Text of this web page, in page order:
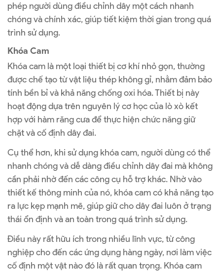
phép người dùng điều chỉnh dây một cách nhanh
chóng và chính xác, giúp tiết kiệm thời gian trong quá
trình sử dụng.
Khóa Cam
Khóa cam là một loại thiết bị cơ khí nhỏ gọn, thường
được chế tạo từ vật liệu thép không gỉ, nhằm đảm bảo
tính bền bỉ và khả năng chống oxi hóa. Thiết bị này
hoạt động dựa trên nguyên lý cơ học của lò xò kết
hợp với hàm răng cưa để thực hiện chức năng giữ
chặt và cố định dây đai.
Cụ thể hơn, khi sử dụng khóa cam, người dùng có thể
nhanh chóng và dễ dàng điều chỉnh dây đai mà không
cần phải nhờ đến các công cụ hỗ trợ khác. Nhờ vào
thiết kế thông minh của nó, khóa cam có khả năng tạo
ra lực kẹp mạnh mẽ, giúp giữ cho dây đai luôn ở trạng
thái ổn định và an toàn trong quá trình sử dụng.
Điều này rất hữu ích trong nhiều lĩnh vực, từ công
nghiệp cho đến các ứng dụng hàng ngày, nơi làm việc
cố định một vật nào đó là rất quan trọng. Khóa cam